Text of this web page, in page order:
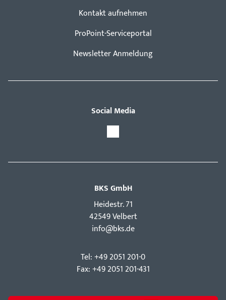
Kontakt aufnehmen
ProPoint-Serviceportal
Newsletter Anmeldung
Social Media
BKS GmbH
Hei­destr. 71
42549 Velbert
info@bks.de
Tel: +49 2051 201-0
Fax: +49 2051 201-431